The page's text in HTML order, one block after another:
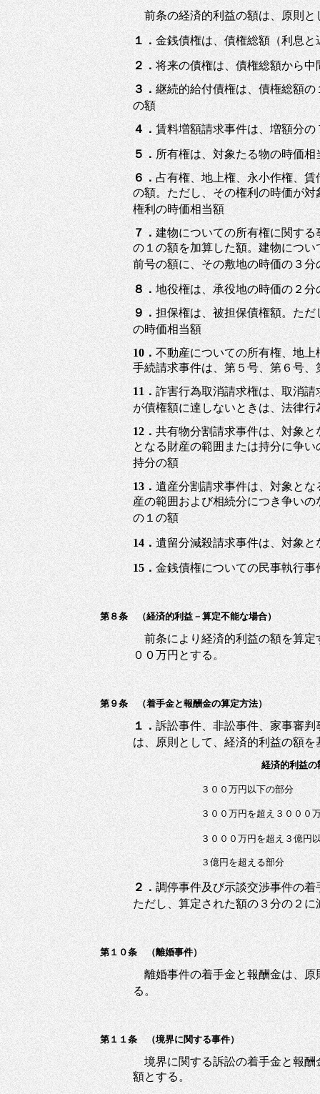
前条の経済的利益の額は、原則と
１．金銭債権は、債権総額（利息
２．将来の債権は、債権総額から
３．継続的給付債権は、債権総額
の額
４． 賃料増額請求事件は、増額分
５． 所有権は、対象たる物の時価
６．占有権、地上権、永小作権、
の額。ただし、その権利の時価が
権利の時価相当額
７．建物についての所有権に関す
の１の額を加算した額。建物につ
前号の額に、その敷地の時価の３
８．地役権は、承役地の時価の２分
９． 担保権は、被担保債権額。た
の時価相当額
10． 不動産についての所有権、地
手続請求事件は、第５号、第６号
11． 詐害行為取消請求権は、取消
が債権額に達しないときは、法律行
12．共有物分割請求事件は、対象
となる財産の範囲または持分に争
持分の額
13． 遺産分割請求事件は、対象と
産の範囲および相続分につき争い
の１の額
14．遺留分減殺請求事件は、対象
15．金銭債権についての民事執行事
第８条 （経済的利益－算定不能な場合）
前条により経済的利益の額を算定
００万円とする。
第９条 （着手金と報酬金の算定方法）
１．訴訟事件、非訟事件、家事審
は、原則として、経済的利益の額
経済的利益の
３００万円以下の部分
３００万円を超え３０００
３０００万円を超え３億円
３億円を超える部分
２．調停事件及び示談交渉事件の
ただし、算定された額の３分の２
第１０条 （離婚事件）
離婚事件の着手金と報酬金は、原
る。
第１１条 （境界に関する事件）
境界に関する訴訟の着手金と報酬
額とする。